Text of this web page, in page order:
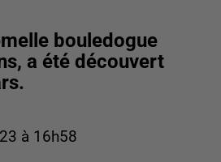
bouledogue
a été découvert
à 16h58